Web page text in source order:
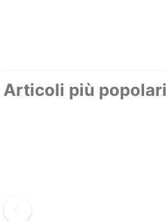
Articoli più popolari